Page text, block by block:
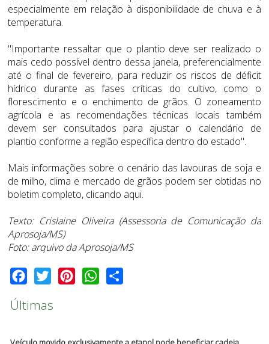
Últimas
especialmente em relação à disponibilidade de chuva e à
temperatura.
"Importante ressaltar que o plantio deve ser realizado o
mais cedo possível dentro dessa janela, preferencialmente
até o final de fevereiro, para reduzir os riscos de déficit
hídrico durante as fases críticas do cultivo, como o
florescimento e o enchimento de grãos. O zoneamento
agrícola e as recomendações técnicas locais também
devem ser consultados para ajustar o calendário de
plantio conforme a região específica dentro do estado".
Mais informações sobre o cenário das lavouras de soja e
de milho, clima e mercado de grãos podem ser obtidas no
boletim completo, clicando aqui.
Texto: Crislaine Oliveira (Assessoria de Comunicação da
Aprosoja/MS)
Foto: arquivo da Aprosoja/MS
Facebook
Twitter PinterestWhatsApp